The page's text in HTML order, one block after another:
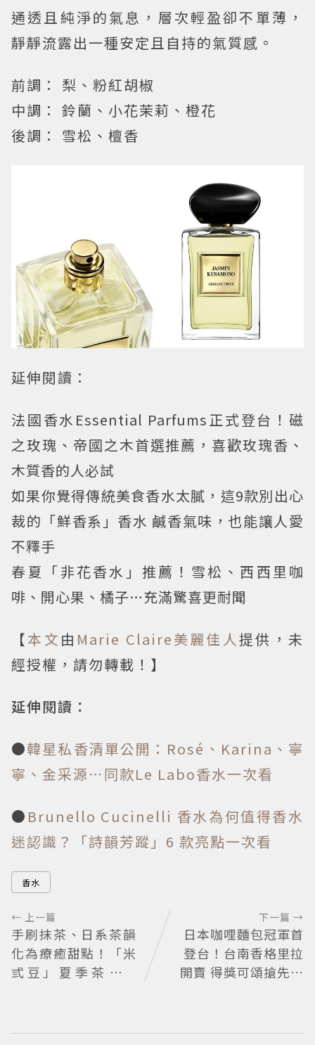
通透且純淨的氣息，層次輕盈卻不單薄，
靜靜流露出一種安定且自持的氣質感。
前調：
梨、粉紅胡椒
中調： 鈴蘭、小花茉莉、橙花
後調：
雪松、檀香
延伸閱讀：
法國香水Essential Parfums正式登台！磁
之玫瑰、帝國之木首選推薦，喜歡玫瑰香、
木質香的人必試
如果你覺得傳統美食香水太膩，這9款別出心
裁的「鮮香系」香水 鹹香氣味，也能讓人愛
不釋手
春夏「非花香水」推薦！雪松、西西里咖
啡、開心果、橘子…充滿驚喜更耐聞
【本文 由 Marie Claire美麗佳人提供，未
經授權，請勿轉載！】
延伸閱讀：
●韓星私香清單公開：Rosé、Karina、寧
寧、金采源⋯同款Le Labo香水一次看
● Brunello Cucinelli 香水為何值得香水
迷認識？「詩韻芳蹤」6 款亮點一次看
香水
← 上一篇
手刷抹茶、日系茶韻
化為療癒甜點！「米
弎豆」夏季茶季開
下一篇 →
日本咖哩麵包冠軍首
登台！台南香格里拉
開賣 得獎可頌搶先日